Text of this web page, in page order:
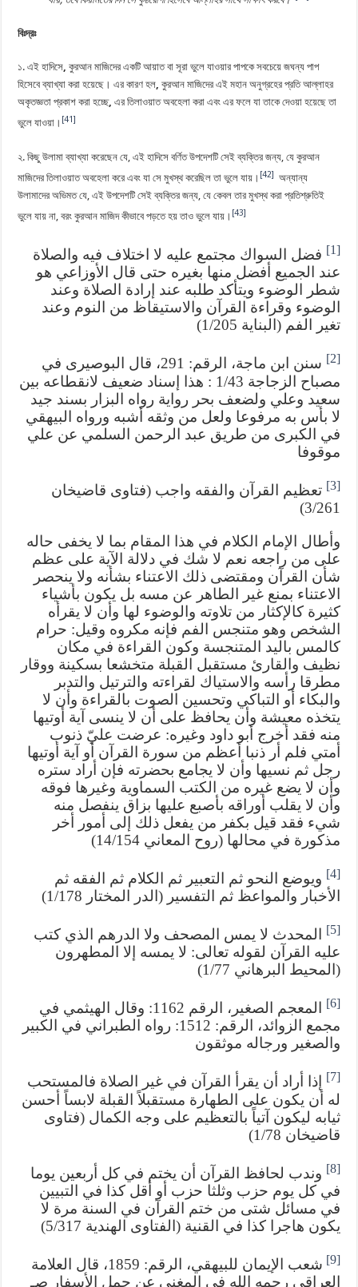
বিঃদ্রঃ
‎১. এই হাদিসে,কুরআন মাজিদের একটি আয়াত বা সূরা ভুলে যাওয়ার পাপকে সবচেয়ে জঘন্য পাপ
হিসেবে ব্যাখ্যা করা হয়েছে। এর কারণ হল,কুরআন মাজিদের এই মহান অনুগ্রহের প্রতি আল্লাহর
অকৃতজ্ঞতা প্রকাশ করা হচ্ছে,এর তিলাওয়াত অবহেলা করা এবং এর ফলে যা তাকে দেওয়া হয়েছে তা
ভুলে যাওয়া। [41]
‎২. কিছু উলামা ব্যাখ্যা করেছেন যে, এই হাদিসে বর্ণিত উপদেশটি সেই ব্যক্তির জন্য, যে কুরআন
মাজিদের তিলাওয়াত অবহেলা করে এবং যা সে মুখস্থ করেছিল তা ভুলে যায়। [42] ‎ ‎অন্যান্য
উলামাদের অভিমত যে, এই উপদেশটি সেই ব্যক্তির জন্য, যে কেবল তার মুখস্থ করা প্রতিশ্রুতিই
ভুলে যায় না, বরং কুরআন মাজিদ কীভাবে পড়তে হয় তাও ভুলে যায়। [43]
[1]
فضل السواك مجتمع عليه لا اختلاف فيه والصلاة
عند الجميع أفضل منها بغيره حتى قال الأوزاعي هو
شطر الوضوء ويتأكد طلبه عند إرادة الصلاة وعند
الوضوء وقراءة القرآن والاستيقاظ من النوم وعند
تغير الفم (البناية 1/205)
[2]
سنن ابن ماجة، الرقم: 291، قال البوصيرى في
مصباح الزجاجة 1/43 : هذا إسناد ضعيف لانقطاعه بين
سعيد وعلي ولضعف بحر رواية رواه البزار بسند جيد
لا بأس به مرفوعا ولعل من وثقه أشبه ورواه البيهقي
في الكبرى من طريق عبد الرحمن السلمي عن علي
موقوفا
[3]
تعظيم القرآن والفقه واجب (فتاوى قاضيخان
3/261)
وأطال الإمام الكلام في هذا المقام بما لا يخفى حاله
على من راجعه نعم لا شك في دلالة الآية على عظم
شأن القرآن ومقتضى ذلك الاعتناء بشأنه ولا ينحصر
الاعتناء بمنع غير الطاهر عن مسه بل يكون بأشياء
كثيرة كالإكثار من تلاوته والوضوء لها وأن لا يقرأه
الشخص وهو متنجس الفم فإنه مكروه وقيل: حرام
كالمس باليد المتنجسة وكون القراءة في مكان
نظيف والقارئ مستقبل القبلة متخشعا بسكينة ووقار
مطرقا رأسه والاستياك لقراءته والترتيل والتدبر
والبكاء أو التباكي وتحسين الصوت بالقراءة وأن لا
يتخذه معيشة وأن يحافظ على أن لا ينسى آية أوتيها
منه فقد أخرج أبو داود وغيره: عرضت عليّ ذنوب
أمتي فلم أر ذنبا أعظم من سورة القرآن أو آية أوتيها
رجل ثم نسيها وأن لا يجامع بحضرته فإن أراد ستره
وأن لا يضع غيره من الكتب السماوية وغيرها فوقه
وأن لا يقلب أوراقه بأصبع عليها بزاق ينفصل منه
شيء فقد قيل بكفر من يفعل ذلك إلى أمور أخر
مذكورة في محالها (روح المعاني 14/154)
[4]
ويوضع النحو ثم التعبير ثم الكلام ثم الفقه ثم
الأخبار والمواعظ ثم التفسير (الدر المختار 1/178)
[5]
المحدث لا يمس المصحف ولا الدرهم الذي كتب
عليه القرآن لقوله تعالى: لا يمسه إلا المطهرون
(المحيط البرهاني 1/77)
[6]
المعجم الصغير، الرقم 1162: وقال الهيثمي في
مجمع الزوائد، الرقم: 1512: رواه الطبراني في الكبير
والصغير ورجاله موثقون
[7]
إذا أراد أن يقرأ القرآن في غير الصلاة فالمستحب
له أن يكون على الطهارة مستقبلاً القبلة لابساً أحسن
ثيابه ليكون آتياً بالتعظيم على وجه الكمال (فتاوى
قاضيخان 1/78)
[8]
وندب لحافظ القرآن أن يختم في كل أربعين يوما
في كل يوم حزب وثلثا حزب أو أقل كذا في التبيين
في مسائل شتى من ختم القرآن في السنة مرة لا
يكون هاجرا كذا في القنية (الفتاوى الهندية 5/317)
[9]
شعب الإيمان للبيهقي، الرقم: 1859، قال العلامة
العراقي رحمه الله في المغني عن حمل الأسفار صـ